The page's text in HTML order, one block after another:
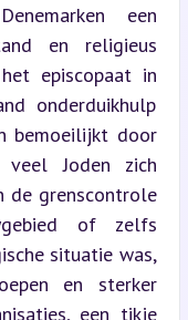
een
en religieus
episcopaat in
onderduikhulp
bemoeilijkt door
Joden zich
de grenscontrole
of zelfs
situatie was,
en sterker
een tikje